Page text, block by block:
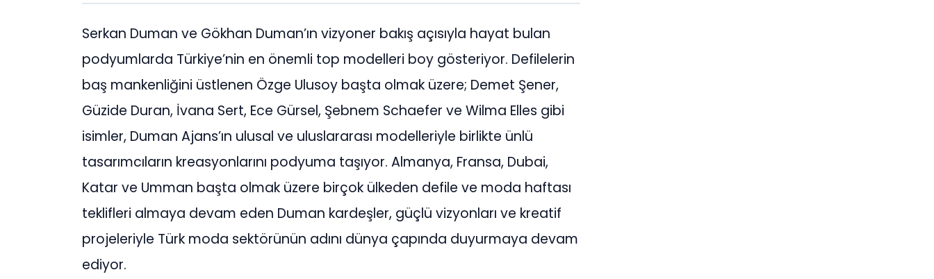
Serkan Duman ve Gökhan Duman’ın vizyoner bakış açısıyla hayat bulan
podyumlarda Türkiye’nin en önemli top modelleri boy gösteriyor. Defilelerin
baş mankenliğini üstlenen Özge Ulusoy başta olmak üzere; Demet Şener,
Güzide Duran, İvana Sert, Ece Gürsel, Şebnem Schaefer ve Wilma Elles gibi
isimler, Duman Ajans’ın ulusal ve uluslararası modelleriyle birlikte ünlü
tasarımcıların kreasyonlarını podyuma taşıyor. Almanya, Fransa, Dubai,
Katar ve Umman başta olmak üzere birçok ülkeden defile ve moda haftası
teklifleri almaya devam eden Duman kardeşler, güçlü vizyonları ve kreatif
projeleriyle Türk moda sektörünün adını dünya çapında duyurmaya devam
ediyor.